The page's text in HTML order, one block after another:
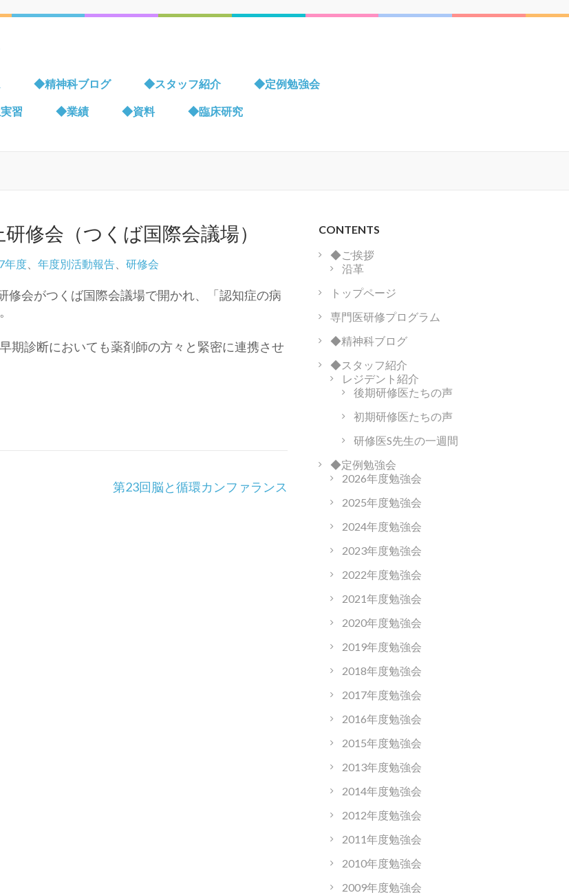
◆精神科ブログ ◆スタッフ紹介 ◆定例勉強会
習 ◆業績 ◆資料 ◆臨床研究
修会（つくば国際会議場）
年度 年度別活動報告 研修会
修会がつくば国際会議場で開かれ、「認知症の病
期診断においても薬剤師の方々と緊密に連携させ
第23回脳と循環カンファランス
CONTENTS
◆ご挨拶
沿革
トップページ
専門医研修プログラム
◆精神科ブログ
◆スタッフ紹介
レジデント紹介
後期研修医たちの声
初期研修医たちの声
研修医S先生の一週間
◆定例勉強会
2026年度勉強会
2025年度勉強会
2024年度勉強会
2023年度勉強会
2022年度勉強会
2021年度勉強会
2020年度勉強会
2019年度勉強会
2018年度勉強会
2017年度勉強会
2016年度勉強会
2015年度勉強会
2013年度勉強会
2014年度勉強会
2012年度勉強会
2011年度勉強会
2010年度勉強会
2009年度勉強会